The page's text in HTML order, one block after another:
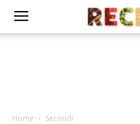
Home Secondi